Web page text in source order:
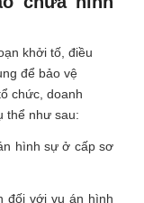
khởi tố, điều
để bảo vệ
chức, doanh
thể như sau:
hình sự ở cấp sơ
đối với vụ án hình